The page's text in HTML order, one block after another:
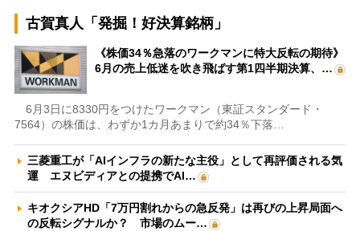
古賀真人「発掘！好決算銘柄」
《株価34％急落のワークマンに特大反転の期待》
6月の売上低迷を吹き飛ばす第1四半期決算、…
6月3日に8330円をつけたワークマン（東証スタンダード・
7564）の株価は、わずか1カ月あまりで約34％下落…
三菱重工が「AIインフラの新たな主役」として再評価される気
運 エヌビディアとの提携でAI…
キオクシアHD「7万円割れからの急反発」は再びの上昇局面へ
の反転シグナルか？ 市場のムー…